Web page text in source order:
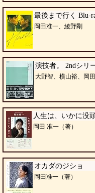
最後まで行く Blu-
岡田准一、綾野剛
演技者。 2ndシリ
大野智、横山裕、岡
人生は、いかに没
岡田 准一（著）
オカダのジショ
岡田准一（著）